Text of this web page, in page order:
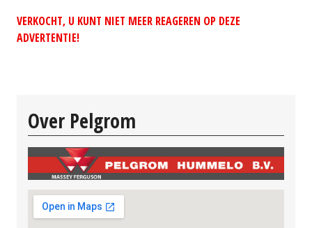
VERKOCHT, U KUNT NIET MEER REAGEREN OP DEZE
ADVERTENTIE!
Over Pelgrom